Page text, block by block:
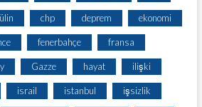
chp deprem ekonomi
fenerbahçe fransa
Gazze hayat ilişki
israil istanbul işsizlik